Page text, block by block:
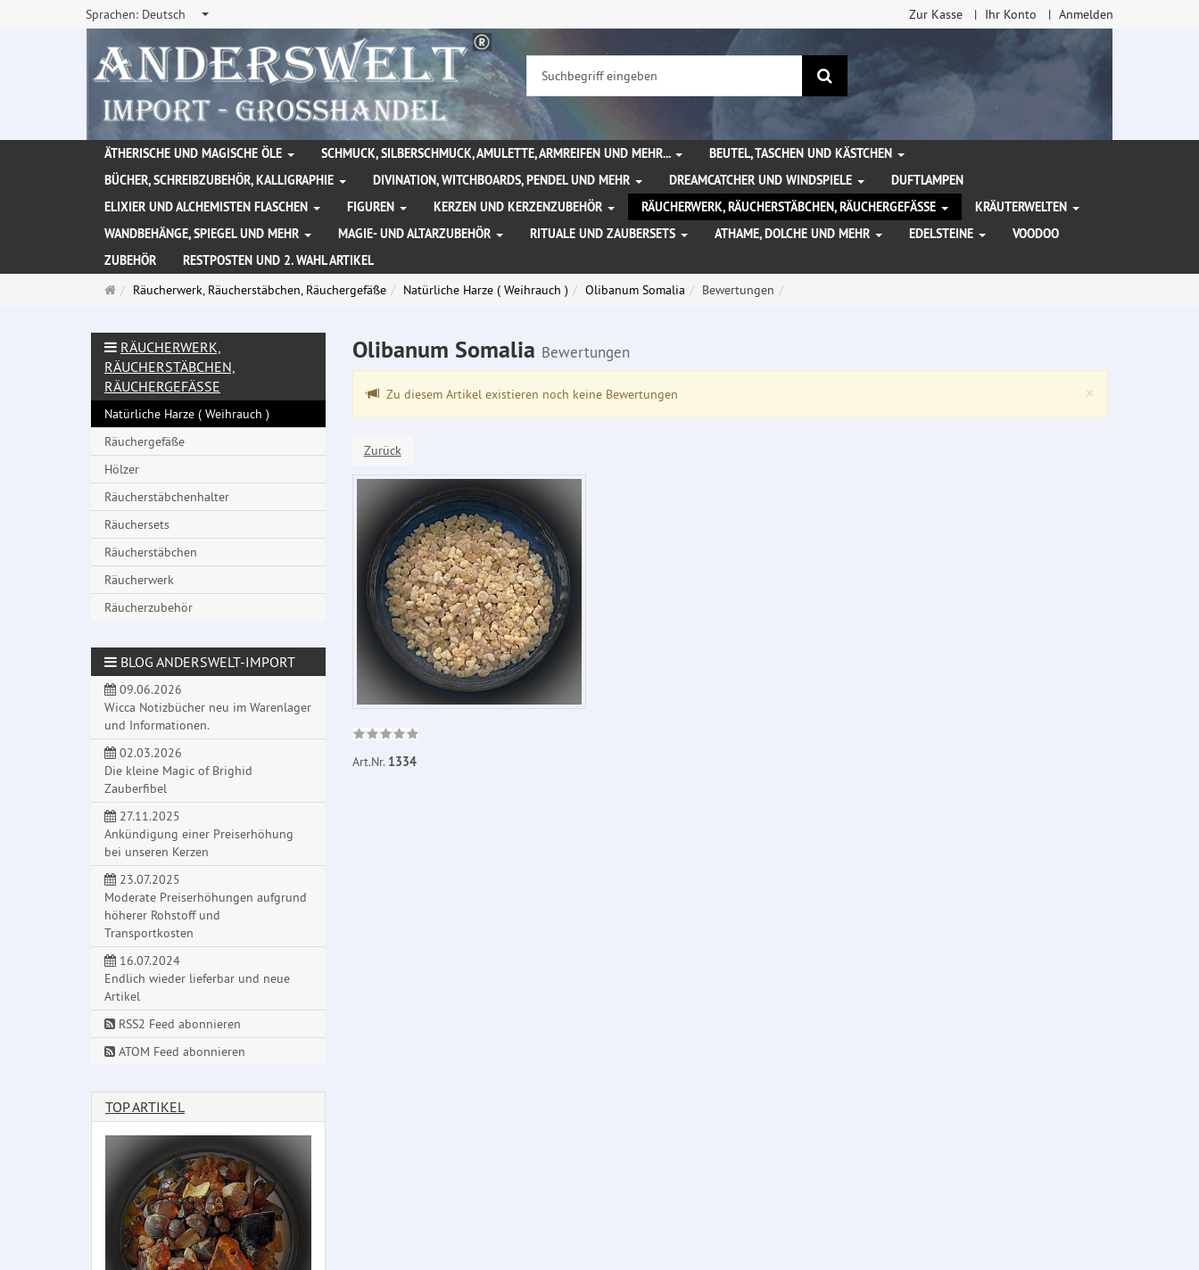
Sprachen: Deutsch Zur Kasse Ihr Konto Anmelden
Suchen
ÄTHERISCHE UND MAGISCHE ÖLE SCHMUCK, SILBERSCHMUCK, AMULETTE, ARMREIFEN UND MEHR...
BEUTEL, TASCHEN UND KÄSTCHEN
BÜCHER, SCHREIBZUBEHÖR, KALLIGRAPHIE
DIVINATION, WITCHBOARDS, PENDEL UND MEHR DREAMCATCHER UND WINDSPIELE
DUFTLAMPEN
ELIXIER UND ALCHEMISTEN FLASCHEN
FIGUREN KERZEN UND KERZENZUBEHÖR RÄUCHERWERK, RÄUCHERSTÄBCHEN, RÄUCHERGEFÄSSE
KRÄUTERWELTEN
WANDBEHÄNGE, SPIEGEL UND MEHR
MAGIE- UND ALTARZUBEHÖR RITUALE UND ZAUBERSETS ATHAME, DOLCHE UND MEHR EDELSTEINE
VOODOO
ZUBEHÖR
RESTPOSTEN UND 2. WAHL ARTIKEL
Startseite
Räucherwerk, Räucherstäbchen, Räuchergefäße Natürliche Harze ( Weihrauch ) Olibanum Somalia Bewertungen
Olibanum Somalia Bewertungen
×
Zu diesem Artikel existieren noch keine Bewertungen
Zurück
Art.Nr. 1334
RÄUCHERWERK,
RÄUCHERSTÄBCHEN,
RÄUCHERGEFÄSSE
Natürliche Harze ( Weihrauch )
Räuchergefäße
Hölzer
Räucherstäbchenhalter
Räuchersets
Räucherstäbchen
Räucherwerk
Räucherzubehör
BLOG ANDERSWELT-IMPORT
09.06.2026
Wicca Notizbücher neu im Warenlager
und Informationen.
02.03.2026
Die kleine Magic of Brighid
Zauberfibel
27.11.2025
Ankündigung einer Preiserhöhung
bei unseren Kerzen
23.07.2025
Moderate Preiserhöhungen aufgrund
höherer Rohstoff und
Transportkosten
16.07.2024
Endlich wieder lieferbar und neue
Artikel
RSS2 Feed abonnieren
ATOM Feed abonnieren
TOP ARTIKEL